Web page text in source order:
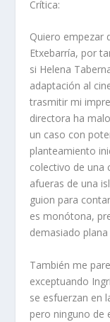
Crítica:
Quiero empezar
Etxebarría, por
si Helena
adaptación al
trasmitir mi
directora ha
un caso con
planteamiento
colectivo de una
afueras de una
guion para
es monótona,
demasiado
También me
exceptuando
se esfuerzan en
pero ninguno de